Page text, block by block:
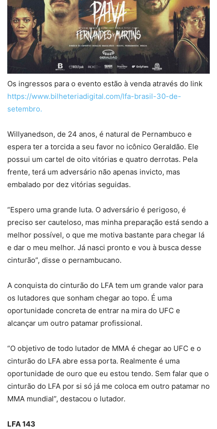
Os ingressos para o evento estão à venda através do link
https://www.bilheteriadigital.com/lfa-brasil-30-de-
setembro.
Willyanedson, de 24 anos, é natural de Pernambuco e
espera ter a torcida a seu favor no icônico Geraldão. Ele
possui um cartel de oito vitórias e quatro derrotas. Pela
frente, terá um adversário não apenas invicto, mas
embalado por dez vitórias seguidas.
“Espero uma grande luta. O adversário é perigoso, é
preciso ser cauteloso, mas minha preparação está sendo a
melhor possível, o que me motiva bastante para chegar lá
e dar o meu melhor. Já nasci pronto e vou à busca desse
cinturão”, disse o pernambucano.
A conquista do cinturão do LFA tem um grande valor para
os lutadores que sonham chegar ao topo. É uma
oportunidade concreta de entrar na mira do UFC e
alcançar um outro patamar profissional.
“O objetivo de todo lutador de MMA é chegar ao UFC e o
cinturão do LFA abre essa porta. Realmente é uma
oportunidade de ouro que eu estou tendo. Sem falar que o
cinturão do LFA por si só já me coloca em outro patamar no
MMA mundial”, destacou o lutador.
LFA 143